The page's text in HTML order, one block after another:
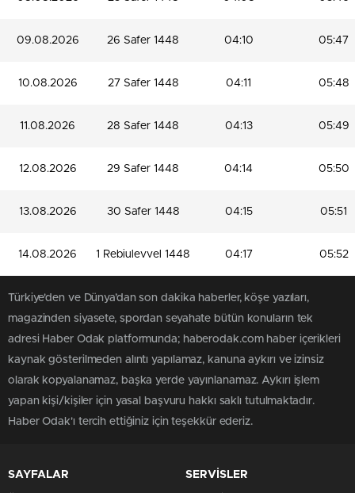
09.08.2026 26 Safer 1448 04:10 05:47
10.08.2026 27 Safer 1448 04:11 05:48
11.08.2026 28 Safer 1448 04:13 05:49
12.08.2026 29 Safer 1448 04:14 05:50
13.08.2026 30 Safer 1448 04:15 05:51
14.08.2026 1 Rebiulevvel 1448 04:17 05:52
Türkiye'den ve Dünya’dan son dakika haberler, köşe yazıları,
magazinden siyasete, spordan seyahate bütün konuların tek
adresi Haber Odak platformunda; haberodak.com haber içerikleri
kaynak gösterilmeden alıntı yapılamaz, kanuna aykırı ve izinsiz
olarak kopyalanamaz, başka yerde yayınlanamaz. Aykırı işlem
yapan kişi/kişiler için yasal başvuru hakkı saklı tutulmaktadır.
Haber Odak'ı tercih ettiğiniz için teşekkür ederiz.
SAYFALAR SERVİSLER